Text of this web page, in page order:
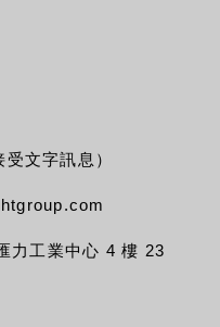
文字訊息）
力工業中心 4 樓 23